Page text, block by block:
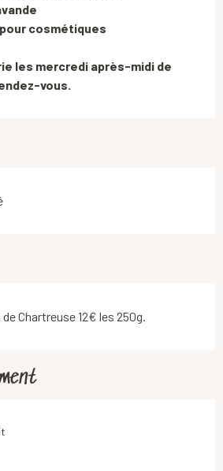
cosmétiques
les mercredi après-midi de
vous.
Chartreuse 12€ les 250g.